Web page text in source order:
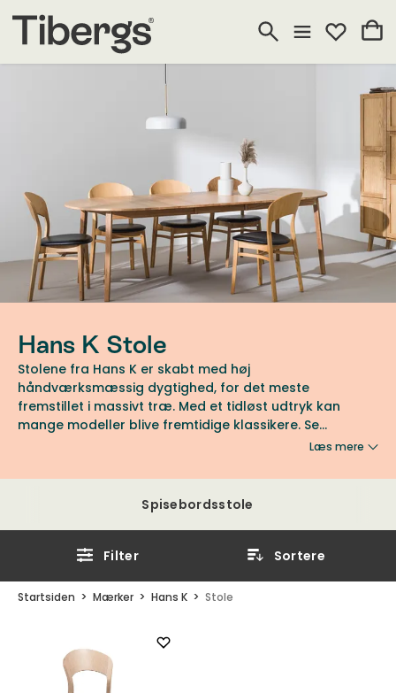
Hans K Stole
Stolene fra Hans K er skabt med høj
håndværksmæssig dygtighed, for det meste
fremstillet i massivt træ. Med et tidløst udtryk kan
mange modeller blive fremtidige klassikere. Se
modeller som ZigZag, Y5, Rainbow og Colibri hos os hos
Læs mere
Spisebordsstole
Filter Sortere
Startsiden Mærker Hans K Stole